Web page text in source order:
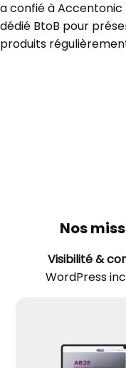
a confié à
dédié BtoB pour
produits
Nos
Visibilité &
WordPress